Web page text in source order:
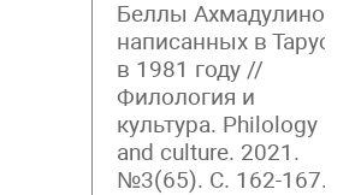
Беллы Ахмадулиной,
написанных в Тарусе
в 1981 году //
Филология и
культура. Philology
and culture. 2021.
№3(65). С. 162-167.